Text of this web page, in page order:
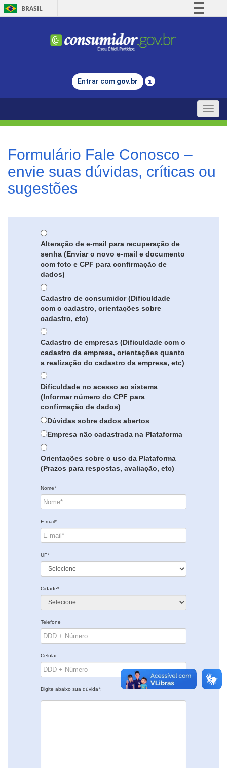
BRASIL
Comunica BR
Legislação
Entrar com gov.br
Toggle
Formulário Fale Conosco –
envie suas dúvidas, críticas ou
sugestões
Alteração de e-mail para recuperação de
senha (Enviar o novo e-mail e documento
com foto e CPF para confirmação de
dados)
Cadastro de consumidor (Dificuldade
com o cadastro, orientações sobre
cadastro, etc)
Cadastro de empresas (Dificuldade com o
cadastro da empresa, orientações quanto
a realização do cadastro da empresa, etc)
Dificuldade no acesso ao sistema
(Informar número do CPF para
confirmação de dados)
Dúvidas sobre dados abertos
Empresa não cadastrada na Plataforma
Orientações sobre o uso da Plataforma
(Prazos para respostas, avaliação, etc)
Nome*
E-mail*
UF*
Cidade*
Telefone
Celular
Digite abaixo sua dúvida*: